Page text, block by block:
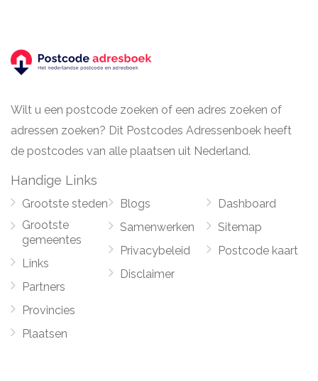
Wilt u een postcode zoeken of een adres zoeken of
adressen zoeken? Dit Postcodes Adressenboek heeft
de postcodes van alle plaatsen uit Nederland.
Handige Links
Grootste steden
Grootste
gemeentes
Links
Partners
Provincies
Plaatsen
Blogs
Samenwerken
Privacybeleid
Disclaimer
Dashboard
Sitemap
Postcode kaart